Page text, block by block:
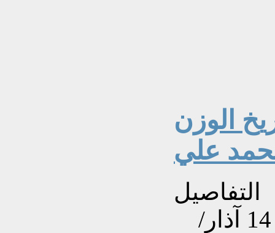
الوزن
علي
التفاصيل
تم إنشاءه بتاريخ الخميس, 14 آذار/